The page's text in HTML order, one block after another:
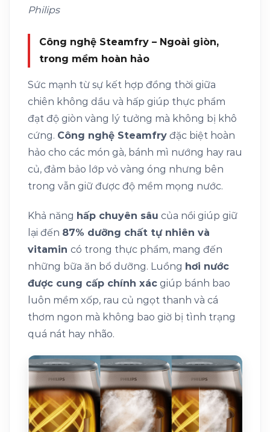
Philips
Công nghệ Steamfry – Ngoài giòn,
trong mềm hoàn hảo
Sức mạnh từ sự kết hợp đồng thời giữa
chiên không dầu và hấp giúp thực phẩm
đạt độ giòn vàng lý tưởng mà không bị khô
cứng. Công nghệ Steamfry đặc biệt hoàn
hảo cho các món gà, bánh mì nướng hay rau
củ, đảm bảo lớp vỏ vàng óng nhưng bên
trong vẫn giữ được độ mềm mọng nước.
Khả năng hấp chuyên sâu của nồi giúp giữ
lại đến 87% dưỡng chất tự nhiên và
vitamin có trong thực phẩm, mang đến
những bữa ăn bổ dưỡng. Luồng hơi nước
được cung cấp chính xác giúp bánh bao
luôn mềm xốp, rau củ ngọt thanh và cá
thơm ngon mà không bao giờ bị tình trạng
quá nát hay nhão.